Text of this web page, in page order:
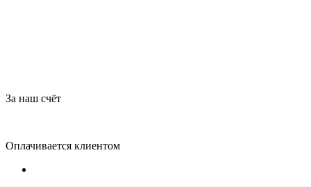
За наш счёт
Оплачивается клиентом